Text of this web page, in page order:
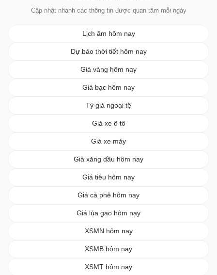
Cập nhật nhanh các thông tin được quan tâm mỗi ngày
Lịch âm hôm nay
Dự báo thời tiết hôm nay
Giá vàng hôm nay
Giá bạc hôm nay
Tỷ giá ngoại tệ
Giá xe ô tô
Giá xe máy
Giá xăng dầu hôm nay
Giá tiêu hôm nay
Giá cà phê hôm nay
Giá lúa gạo hôm nay
XSMN hôm nay
XSMB hôm nay
XSMT hôm nay